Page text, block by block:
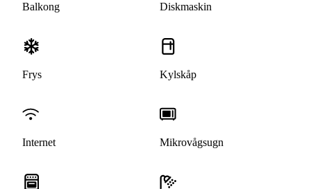
Balkong Diskmaskin
Frys Kylskåp
Internet Mikrovågsugn